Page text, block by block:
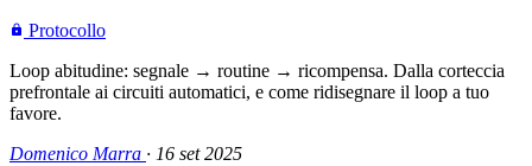
Protocollo
Loop abitudine: segnale → routine → ricompensa. Dalla corteccia
prefrontale ai circuiti automatici, e come ridisegnare il loop a tuo
favore.
Domenico Marra · 16 set 2025